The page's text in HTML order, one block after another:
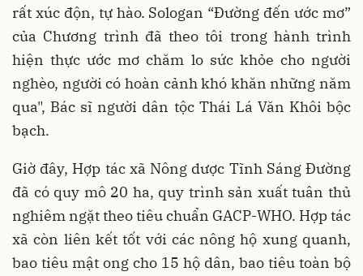
rất xúc độn, tự hào. Sologan “Đường đến ước mơ”
của Chương trình đã theo tôi trong hành trình
hiện thực ước mơ chăm lo sức khỏe cho người
nghèo, người có hoàn cảnh khó khăn những năm
qua", Bác sĩ người dân tộc Thái Lá Văn Khôi bộc
bạch.
Giờ đây, Hợp tác xã Nông dược Tĩnh Sáng Đường
đã có quy mô 20 ha, quy trình sản xuất tuân thủ
nghiêm ngặt theo tiêu chuẩn GACP-WHO. Hợp tác
xã còn liên kết tốt với các nông hộ xung quanh,
bao tiêu mật ong cho 15 hộ dân, bao tiêu toàn bộ